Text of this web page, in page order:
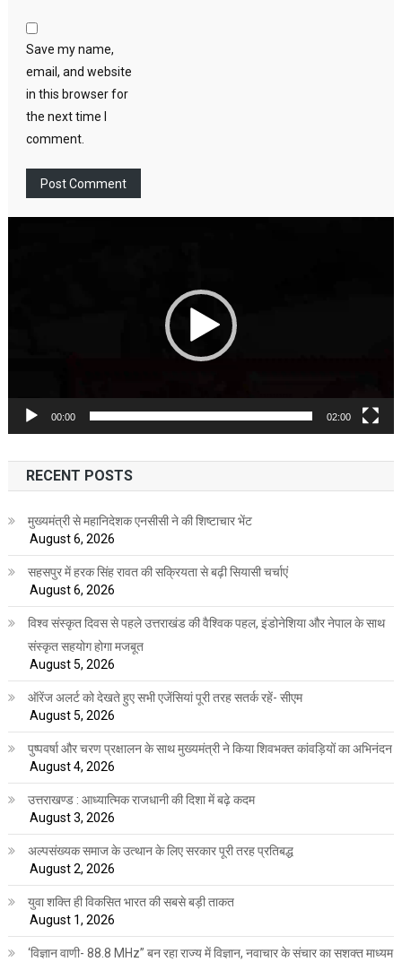
Save my name,
email, and website
in this browser for
the next time I
comment.
00:00 02:00
RECENT POSTS
मुख्यमंत्री से महानिदेशक एनसीसी ने की शिष्टाचार भेंट
August 6, 2026
सहसपुर में हरक सिंह रावत की सक्रियता से बढ़ी सियासी चर्चाएं
August 6, 2026
विश्व संस्कृत दिवस से पहले उत्तराखंड की वैश्विक पहल, इंडोनेशिया और नेपाल के साथ
संस्कृत सहयोग होगा मजबूत
August 5, 2026
ऑरेंज अलर्ट को देखते हुए सभी एजेंसियां पूरी तरह सतर्क रहें- सीएम
August 5, 2026
पुष्पवर्षा और चरण प्रक्षालन के साथ मुख्यमंत्री ने किया शिवभक्त कांवड़ियों का अभिनंदन
August 4, 2026
उत्तराखण्ड : आध्यात्मिक राजधानी की दिशा में बढ़े कदम
August 3, 2026
अल्पसंख्यक समाज के उत्थान के लिए सरकार पूरी तरह प्रतिबद्ध
August 2, 2026
युवा शक्ति ही विकसित भारत की सबसे बड़ी ताकत
August 1, 2026
‘विज्ञान वाणी- 88.8 MHz” बन रहा राज्य में विज्ञान, नवाचार के संचार का सशक्त माध्यम